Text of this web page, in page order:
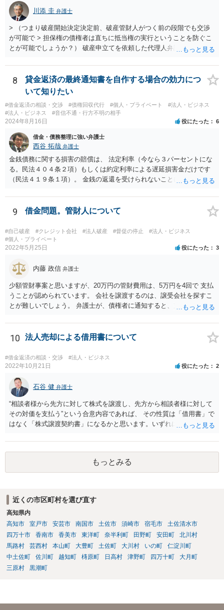
社が非免責債権であると主張するのであれば、破産手続の中（免責に
対する意見等）で主張すると思いますので、訴訟されるかどうかは破
産手続中に分かると思います。
川添 圭 弁護士
> （つまり破産開始決定決定前、破産管財人がつく前の段階でも交渉
が可能で > 担保権の債権者は直ちに抵当権の実行ということを防ぐこ
とが可能でしょうか？） 破産申立てを依頼した代理人弁護士が売買に
が可能な場合もありますが、オーバーローン事案では売却代金が手元
に残らないことになるため、弁護士としても慎重な判断が求められま
す。 > 例えば弁護士費用を分割で積立するなど半年、１年かかる場合
でも かなり率直な（身も蓋もない）意見を述べると、担保に供されて
いる共有持分を親族が取得することで不動産を守りたいのであれば、
弁護士費用は長期分割などせず、親族等から援助して貰うことを模索
すが、それによって共有持分を取得できる可能性が高くなるのであれ
ば、他の共有者にとってもそれを支出するだけのメリットがあると思
います）。
8
貸金返済の最終通知書を自作する場合の効力につ
いて知りたい
#借金返済の相談・交渉 #債権回収代行 #個人・プライベート
#法人・ビジネス
#法人・ビジネス
#音信不通・行方不明の相手
2024年8月16日 役にたった 6
借金・債務整理に強い弁護士
西谷 拓哉 弁護士
金銭債務に関する損害の賠償は、 法定利率（今なら３パーセントにな
る。民法４０４条２項）もしくは約定利率による遅延損害金だけです
（民法４１９条１項）。 金銭の返還を受けられないことにより何か損
まります。 なお、すでに他の弁護士が先に記載されたとおり、連帯保
証人に対する請求については、法定の要件を満たさない限り、連帯保
証契約として効力が生じません。弁護士の依頼の有無はこれを左右し
ないので、注意が必要です。
9 借金問題。管財人について
#自己破産 #クレジット会社 #法人破産 #督促の停止
#法人・ビジネス
#個人・プライベート
2022年5月25日 役にたった 3
内藤 政信 弁護士
少額管財事案と思いますが、20万円の管財費用は、5万円を4回で 支払
うことが認められています。 会社を譲渡するのは、譲受会社を探すこ
とが難しいでしょう。 弁護士が、債権者に通知すると、支払いを止め
う。
10 法人売却による借用書について
#借金返済の相談・交渉 #法人・ビジネス
2022年10月21日 役にたった 2
石谷 健 弁護士
“相談者様から先方に対して株式を譲渡し、先方から相談者様に対して
その対価を支払う”という合意内容であれば、 その性質は「借用書」で
はなく「株式譲渡契約書」になるかと思います。いずれにせよ、口約
た場合に、相談者様として、民事訴訟を経ないでいきなり強制執行
（先方の財産を差し押さえること等）を行えるようにしておくには、
単に両者間で契約書を作成するのではなく、 両者が公証役場に赴い
て、公証人によって作成される公正証書の形式で契約の締結を行うこ
載を盛り込んでおく必要もあります。 以上について、さらに詳しくお
知りになりたい場合は、法律事務所等での弁護士への法律相談をご検
討ください。
もっとみる
近くの市区町村を選び直す
高知県内
高知市
室戸市 安芸市 南国市 土佐市 須崎市 宿毛市
土佐清水市
四万十市
香南市 香美市 東洋町 奈半利町 田野町 安田町
北川村
馬路村
芸西村 本山町 大豊町 土佐町 大川村 いの町
仁淀川町
中土佐町
佐川町 越知町 梼原町 日高村 津野町 四万十町
大月町
三原村
黒潮町